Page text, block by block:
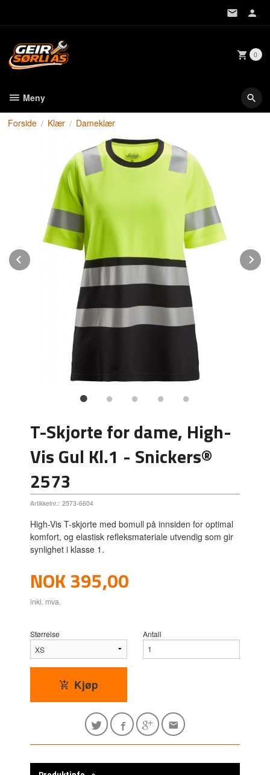
0
Meny
Forside Klær Dameklær
Prev
T-Skjorte for dame, High-
Vis Gul Kl.1 - Snickers®
2573
Artikkelnr.: 2573-6604
High-Vis T-skjorte med bomull på innsiden for optimal
komfort, og elastisk refleksmateriale utvendig som gir
synlighet i klasse 1.
Pris
NOK395,00
inkl. mva.
Størrelse Antall
Kjøp